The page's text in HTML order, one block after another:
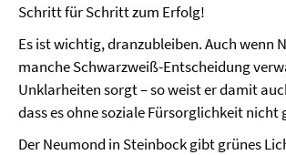
Schritt für Schritt zum Erfolg!
Es ist wichtig, dranzubleiben. Auch wenn
manche Schwarzweiß-Entscheidung
Unklarheiten sorgt – so weist er damit
dass es ohne soziale Fürsorglichkeit nicht
Der Neumond in Steinbock gibt grünes